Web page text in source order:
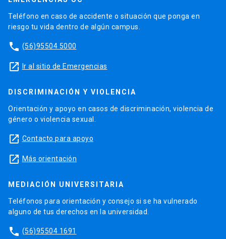
Teléfono en caso de accidente o situación que ponga en
riesgo tu vida dentro de algún campus.
phone (56)95504 5000
launch Ir al sitio de Emergencias
DISCRIMINACIÓN Y VIOLENCIA
Orientación y apoyo en casos de discriminación, violencia de
género o violencia sexual.
launch Contacto para apoyo
launch Más orientación
MEDIACIÓN UNIVERSITARIA
Teléfonos para orientación y consejo si se ha vulnerado
alguno de tus derechos en la universidad.
phone (56)95504 1691